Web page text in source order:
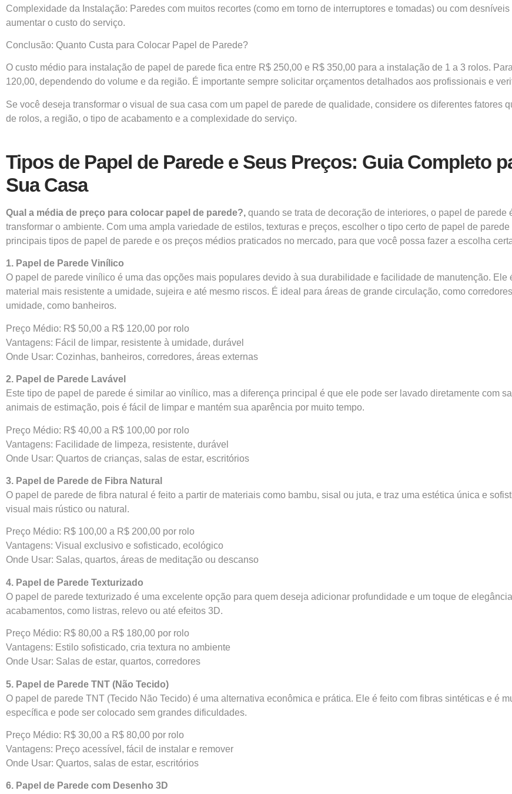
Complexidade da Instalação: Paredes com muitos recortes (como em torno de interruptores e tomadas) ou com
aumentar o custo do serviço.
Conclusão: Quanto Custa para Colocar Papel de Parede?
O custo médio para instalação de papel de parede fica entre R$ 250,00 e R$ 350,00 para a instalação de 1 a 3 rolos.
120,00, dependendo do volume e da região. É importante sempre solicitar orçamentos detalhados aos profissionais e
Se você deseja transformar o visual de sua casa com um papel de parede de qualidade, considere os diferentes fatores
de rolos, a região, o tipo de acabamento e a complexidade do serviço.
Tipos de Papel de Parede e Seus Preços: Guia Completo
Sua Casa
Qual a média de preço para colocar papel de parede?, quando se trata de decoração de interiores, o papel de
transformar o ambiente. Com uma ampla variedade de estilos, texturas e preços, escolher o tipo certo de papel de
principais tipos de papel de parede e os preços médios praticados no mercado, para que você possa fazer a escolha
1. Papel de Parede Vinílico
O papel de parede vinílico é uma das opções mais populares devido à sua durabilidade e facilidade de manutenção.
material mais resistente a umidade, sujeira e até mesmo riscos. É ideal para áreas de grande circulação, como
umidade, como banheiros.
Preço Médio: R$ 50,00 a R$ 120,00 por rolo
Vantagens: Fácil de limpar, resistente à umidade, durável
Onde Usar: Cozinhas, banheiros, corredores, áreas externas
2. Papel de Parede Lavável
Este tipo de papel de parede é similar ao vinílico, mas a diferença principal é que ele pode ser lavado diretamente com
animais de estimação, pois é fácil de limpar e mantém sua aparência por muito tempo.
Preço Médio: R$ 40,00 a R$ 100,00 por rolo
Vantagens: Facilidade de limpeza, resistente, durável
Onde Usar: Quartos de crianças, salas de estar, escritórios
3. Papel de Parede de Fibra Natural
O papel de parede de fibra natural é feito a partir de materiais como bambu, sisal ou juta, e traz uma estética única e
visual mais rústico ou natural.
Preço Médio: R$ 100,00 a R$ 200,00 por rolo
Vantagens: Visual exclusivo e sofisticado, ecológico
Onde Usar: Salas, quartos, áreas de meditação ou descanso
4. Papel de Parede Texturizado
O papel de parede texturizado é uma excelente opção para quem deseja adicionar profundidade e um toque de
acabamentos, como listras, relevo ou até efeitos 3D.
Preço Médio: R$ 80,00 a R$ 180,00 por rolo
Vantagens: Estilo sofisticado, cria textura no ambiente
Onde Usar: Salas de estar, quartos, corredores
5. Papel de Parede TNT (Não Tecido)
O papel de parede TNT (Tecido Não Tecido) é uma alternativa econômica e prática. Ele é feito com fibras sintéticas e é
específica e pode ser colocado sem grandes dificuldades.
Preço Médio: R$ 30,00 a R$ 80,00 por rolo
Vantagens: Preço acessível, fácil de instalar e remover
Onde Usar: Quartos, salas de estar, escritórios
6. Papel de Parede com Desenho 3D